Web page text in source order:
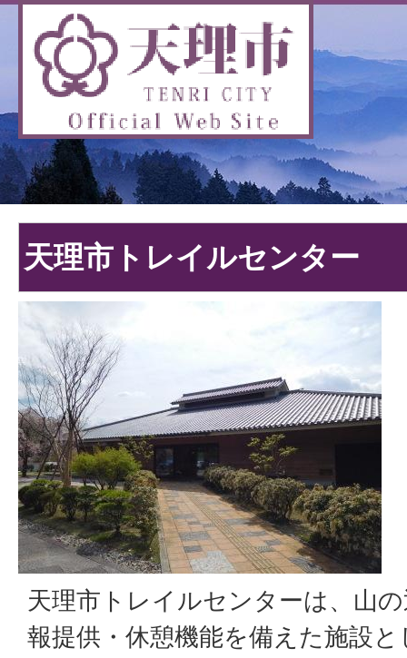
天理市トレイルセンター
天理市トレイルセンターは、山
報提供・休憩機能を備えた施設